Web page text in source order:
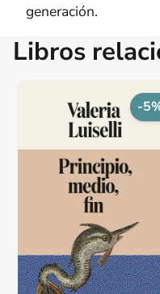
generación.
Libros
-